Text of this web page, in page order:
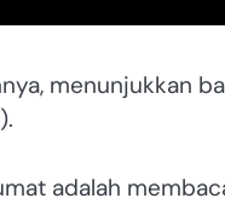
menunjukkan
adalah